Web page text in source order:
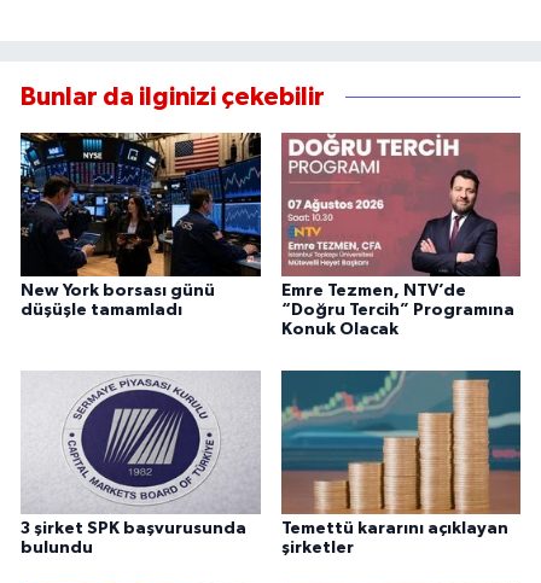
Bunlar da ilginizi çekebilir
New York borsası günü
düşüşle tamamladı
Emre Tezmen, NTV’de
“Doğru Tercih” Programına
Konuk Olacak
3 şirket SPK başvurusunda
bulundu
Temettü kararını açıklayan
şirketler